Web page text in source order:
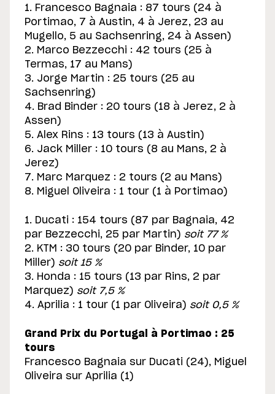
1. Francesco Bagnaia : 87 tours (24 à
Portimao, 7 à Austin, 4 à Jerez, 23 au
Mugello, 5 au Sachsenring, 24 à Assen)
2. Marco Bezzecchi : 42 tours (25 à
Termas, 17 au Mans)
3. Jorge Martin : 25 tours (25 au
Sachsenring)
4. Brad Binder : 20 tours (18 à Jerez, 2 à
Assen)
5. Alex Rins : 13 tours (13 à Austin)
6. Jack Miller : 10 tours (8 au Mans, 2 à
Jerez)
7. Marc Marquez : 2 tours (2 au Mans)
8. Miguel Oliveira : 1 tour (1 à Portimao)
1. Ducati : 154 tours (87 par Bagnaia, 42
par Bezzecchi, 25 par Martin) soit 77 %
2. KTM : 30 tours (20 par Binder, 10 par
Miller) soit 15 %
3. Honda : 15 tours (13 par Rins, 2 par
Marquez) soit 7,5 %
4. Aprilia : 1 tour (1 par Oliveira) soit 0,5 %
Grand Prix du Portugal à Portimao : 25
tours
Francesco Bagnaia sur Ducati (24), Miguel
Oliveira sur Aprilia (1)